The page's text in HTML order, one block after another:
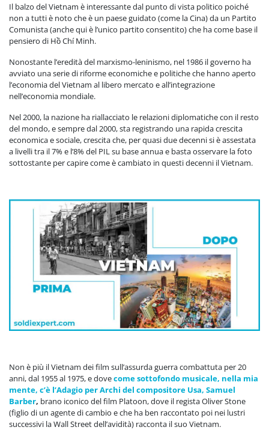
Il balzo del Vietnam è interessante dal punto di vista politico poiché
non a tutti è noto che è un paese guidato (come la Cina) da un Partito
Comunista (anche qui è l’unico partito consentito) che ha come base il
pensiero di Hồ Chí Minh.
Nonostante l’eredità del marxismo-leninismo, nel 1986 il governo ha
avviato una serie di riforme economiche e politiche che hanno aperto
l’economia del Vietnam al libero mercato e all’integrazione
nell’economia mondiale.
Nel 2000, la nazione ha riallacciato le relazioni diplomatiche con il resto
del mondo, e sempre dal 2000, sta registrando una rapida crescita
economica e sociale, crescita che, per quasi due decenni si è assestata
a livelli tra il 7% e l’8% del PIL su base annua e basta osservare la foto
sottostante per capire come è cambiato in questi decenni il Vietnam.
Non è più il Vietnam dei film sull’assurda guerra combattuta per 20
anni, dal 1955 al 1975, e dovecome sottofondo musicale, nella mia
mente, c’è l’Adagio per Archi del compositore Usa, Samuel
Barber, brano iconico del film Platoon, dove il regista Oliver Stone
(figlio di un agente di cambio e che ha ben raccontato poi nei lustri
successivi la Wall Street dell’avidità) racconta il suo Vietnam.